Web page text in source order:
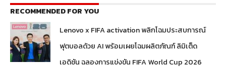
RECOMMENDED FOR YOU
Lenovo x FIFA activation พลิกโฉมประสบการณ์
ฟุตบอลด้วย AI พร้อมเผยโฉมผลิตภัณฑ์ ลิมิเต็ด
เอดิชัน ฉลองการแข่งขัน FIFA World Cup 2026